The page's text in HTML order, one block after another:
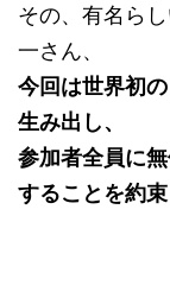
その、有名ら
一さん、
今回は世界初
生み出し、
参加者全員に
することを約束